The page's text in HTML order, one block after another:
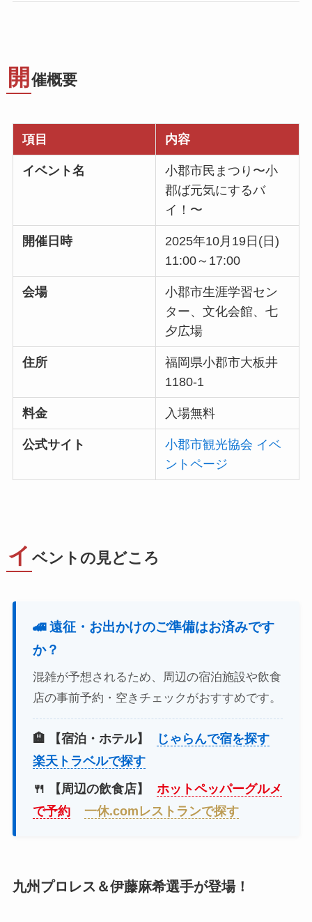
開 催概要
項目 内容
イベント名
小郡市民まつり〜小
郡ば元気にするバ
イ！〜
開催日時
2025年10月19日(日)
11:00～17:00
会場
小郡市生涯学習セン
ター、文化会館、七
夕広場
住所
福岡県小郡市大板井
1180-1
料金 入場無料
公式サイト
小郡市観光協会 イベ
ントページ
イ ベントの見どころ
🚄 遠征・お出かけのご準備はお済みです
か？
混雑が予想されるため、周辺の宿泊施設や飲食
店の事前予約・空きチェックがおすすめです。
🏨 【宿泊・ホテル】
じゃらんで宿を探す
楽天トラベルで探す
🍴 【周辺の飲食店】
ホットペッパーグルメ
で予約
一休.comレストランで探す
九州プロレス＆伊藤麻希選手が登場！